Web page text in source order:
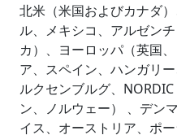
北米（米国およびカナダ
ル、メキシコ、アルゼン
カ）、ヨーロッパ（英国
ア、スペイン、ハンガリ
ルクセンブルグ、
ン、ノルウェー） 、デン
イス、オーストリア、ポ